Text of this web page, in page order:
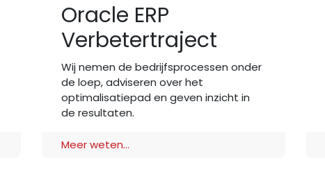
Oracle ERP
Verbetertraject
Wij nemen de bedrijfsprocessen onder
de loep, adviseren over het
optimalisatiepad en geven inzicht in
de resultaten.
Meer weten...